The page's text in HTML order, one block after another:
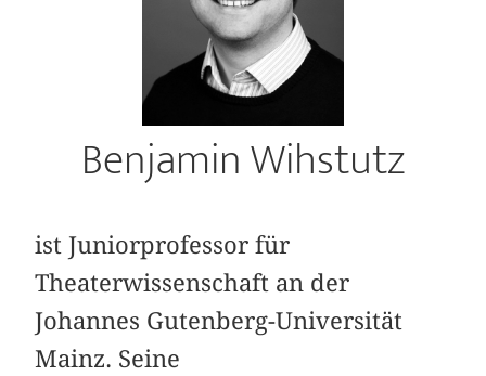
Benjamin Wihstutz
ist Juniorprofessor für
Theaterwissenschaft an der
Johannes Gutenberg-Universität
Mainz. Seine